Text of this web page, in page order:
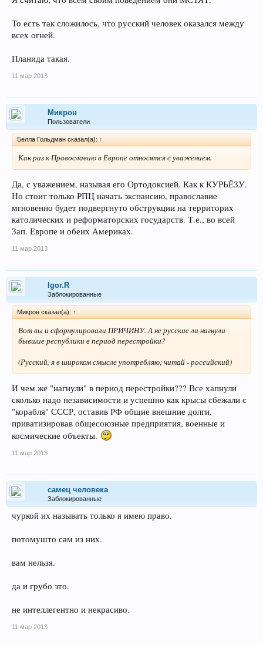
То есть так сложилось, что русский человек оказался между
всех огней.
Планида такая.
11 мар 2013
Микрон
Пользователи
Белла Гольдман сказал(а): ↑
Как раз к Православию в Европе относятся с уважением.
Да, с уважением, называя его Ортодоксией. Как к КУРЬЁЗУ.
Но стоит только РПЦ начать экспансию, православие
мгновенно будет подвергнуто обструкции на территорих
католических и реформаторских государств. Т.е., во всей
Зап. Европе и обеих Америках.
11 мар 2013
Igor.R
Заблокированные
Микрон сказал(а): ↑
Вот вы и сформулировали ПРИЧИНУ. А не русские ли нагнули
бывшие республики в период перестройки?
(Русский, я в широком смысле употребляю; читай - российский)
И чем же "нагнули" в период перестройки??? Все хапнули
сколько надо независимости и успешно как крысы сбежали с
"корабля" СССР, оставив РФ общие внешние долги,
приватизировав общесоюзные предприятия, военные и
космические объекты.
11 мар 2013
самец человека
Заблокированные
чуркой их называть только я имею право.
потомушто сам из них.
вам нельзя.
да и грубо это.
не интеллегентно и некрасиво.
11 мар 2013